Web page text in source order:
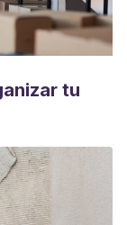
tu